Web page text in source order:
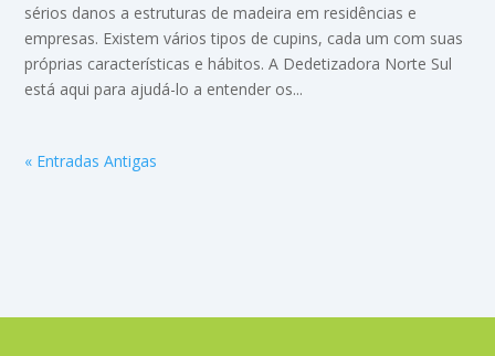
sérios danos a estruturas de madeira em residências e
empresas. Existem vários tipos de cupins, cada um com suas
próprias características e hábitos. A Dedetizadora Norte Sul
está aqui para ajudá-lo a entender os...
« Entradas Antigas